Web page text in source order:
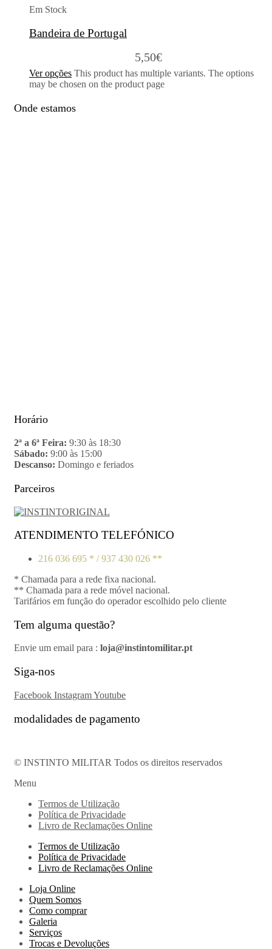
Em Stock
Bandeira de Portugal
5,50€
Ver opções This product has multiple variants. The options
may be chosen on the product page
Onde estamos
Horário
2ª a 6ª Feira: 9:30 às 18:30
Sábado: 9:00 às 15:00
Descanso: Domingo e feriados
Parceiros
ATENDIMENTO TELEFÓNICO
216 036 695 * / 937 430 026 **
* Chamada para a rede fixa nacional.
** Chamada para a rede móvel nacional.
Tarifários em função do operador escolhido pelo cliente
Tem alguma questão?
Envie um email para : loja@instintomilitar.pt
Siga-nos
Facebook InstagramYoutube
modalidades de pagamento
© INSTINTO MILITAR Todos os direitos reservados
Menu
Termos de Utilização
Política de Privacidade
Livro de Reclamações Online
Termos de Utilização
Política de Privacidade
Livro de Reclamações Online
Loja Online
Quem Somos
Como comprar
Galeria
Serviços
Trocas e Devoluções